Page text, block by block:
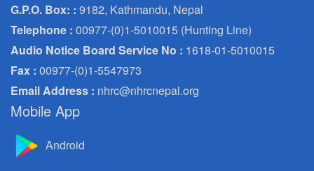
G.P.O. Box: : 9182, Kathmandu, Nepal
Telephone : 00977-(0)1-5010015 (Hunting Line)
Audio Notice Board Service No : 1618-01-5010015
Fax : 00977-(0)1-5547973
Email Address : nhrc@nhrcnepal.org
Mobile App
Android